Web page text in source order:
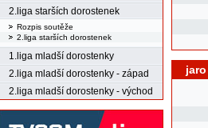
2.liga starších dorostenek
Rozpis soutěže
2.liga starších dorostenek
1.liga mladší dorostenky
2.liga mladší dorostenky - západ
2.liga mladší dorostenky - východ